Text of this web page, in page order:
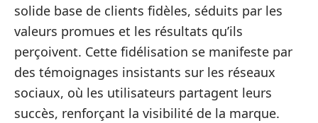
solide base de clients fidèles, séduits par les
valeurs promues et les résultats qu’ils
perçoivent. Cette fidélisation se manifeste par
des témoignages insistants sur les réseaux
sociaux, où les utilisateurs partagent leurs
succès, renforçant la visibilité de la marque.